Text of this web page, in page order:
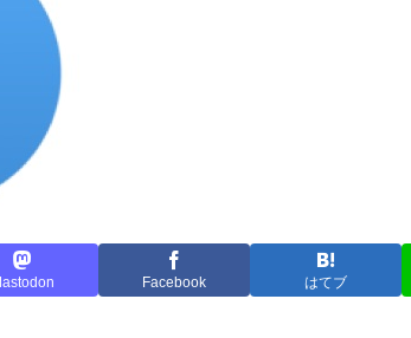
Facebook はてブ